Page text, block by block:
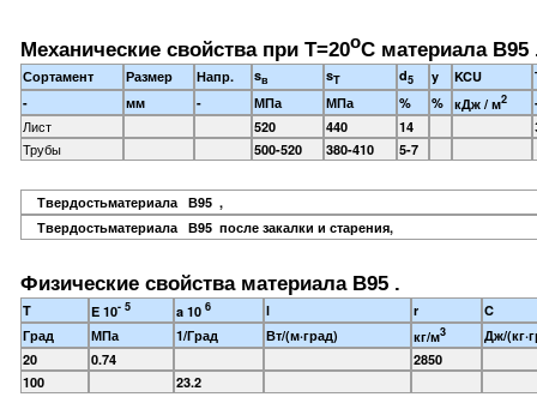
Механические свойства при Т=20oС материала В95
Сортамент Размер Напр. sв sT d5 y KCU
-
мм - МПа МПа % % кДж / м2
Лист 520 440 14
Трубы 500-520 380-410 5-7
Твердостьматериала В95 ,
Твердостьматериала В95 после закалки и старения,
Физические свойства материала В95 .
T E 10- 5 a 10 6 l r
C
Град
МПа 1/Град Вт/(м·град) кг/м3
Дж/
20
0.74
2850
100
23.2